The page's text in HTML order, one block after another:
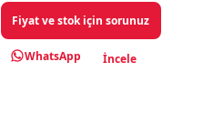
Fiyat ve stok için sorunuz
WhatsApp İncele